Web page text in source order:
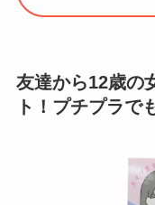
友達から12歳の
ト！プチプラで